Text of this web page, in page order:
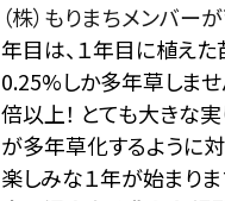
（株）もりまちメンバー
年目は、１年目に植え
0.25%しか多年草しま
倍以上！ とても大きな
が多年草化するように
楽しみな１年が始まりま